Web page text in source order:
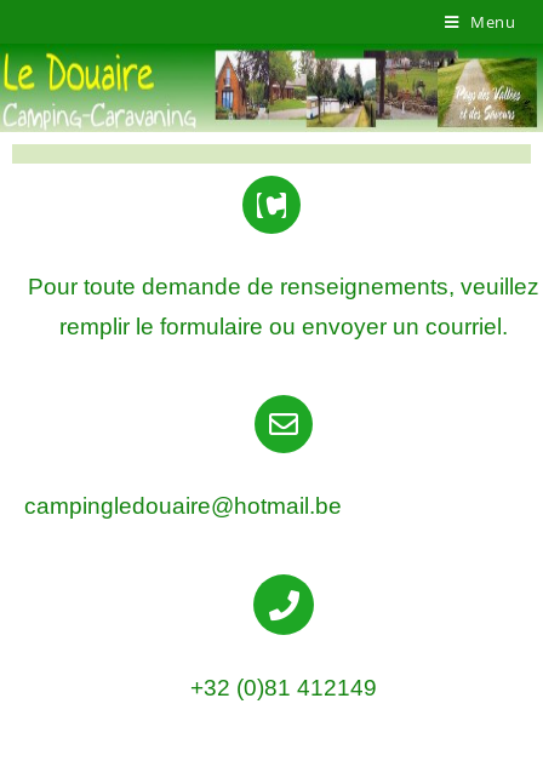
Menu
Pour toute demande de renseignements, veuillez
remplir le formulaire ou envoyer un courriel.
campingledouaire@hotmail.be
+32 (0)81 412149